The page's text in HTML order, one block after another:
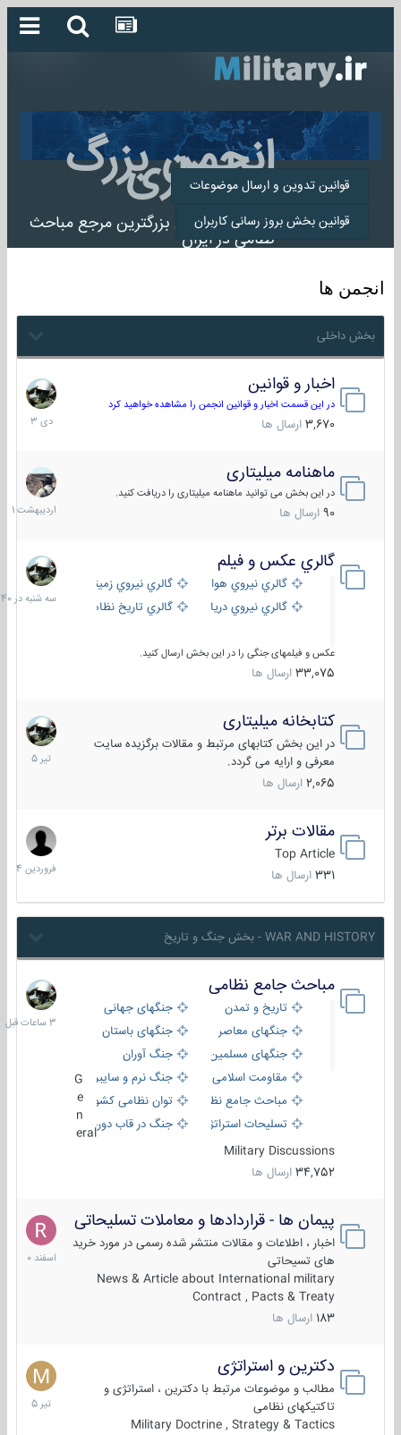
انجمن بزرگ
میلیتاری
انجمن میلیتاری بزرگترین مرجع مباحث
نظامی در ایران
قوانین تدوین و ارسال موضوعات
قوانین بخش بروز رسانی کاربران
انجمن ها
بخش داخلی
اخبار و قوانین
در این قسمت اخبار و قوانین انجمن را مشاهده خواهید کرد
3,670 ارسال ها
22
دی
1403
ماهنامه میلیتاری
در این بخش می توانید ماهنامه میلیتاری را دریافت کنید.
90 ارسال ها
30
1401
گالري عكس و فيلم
گالري نيروي هوايي
گالري نيروي زميني
گالري نيروي دريايي
گالري تاریخ نظامی
عکس و فیلمهای جنگی را در این بخش ارسال کنید.
33,075 ارسال ها
سه
شنبه
در
کتابخانه میلیتاری
در این بخش کتابهای مرتبط و مقالات برگزیده سایت
معرفی و ارایه می گردد.
2,065 ارسال ها
16
تیر
1405
مقالات برتر
Top Article
331 ارسال ها
29
فروردین
1404
WAR AND HISTORY - بخش جنگ و تاریخ
مباحث جامع نظامی
تاریخ و تمدن
جنگهای جهانی
جنگهای معاصر
جنگهای باستان
جنگهای مسلمین
جنگ آوران
مقاومت اسلامی
جنگ نرم و سایبری
مباحث جامع نظامی
توان نظامی کشورها
تسلیحات استراتژیک
جنگ در قاب دوربین
eral
Military Discussions
34,752 ارسال ها
3
ساعات
قبل
پیمان ها - قراردادها و معاملات تسلیحاتی
اخبار ، اطلاعات و مقالات منتشر شده رسمی در مورد خرید
های تسیحاتی
News & Article about International military
Contract , Pacts & Treaty
183 ارسال ها
7
اسفند
1400
دکترین و استراتژی
مطالب و موضوعات مرتبط با دکترین ، استراتژی و
تاکتیکهای نظامی
Military Doctrine , Strategy & Tactics
27
تیر
1405